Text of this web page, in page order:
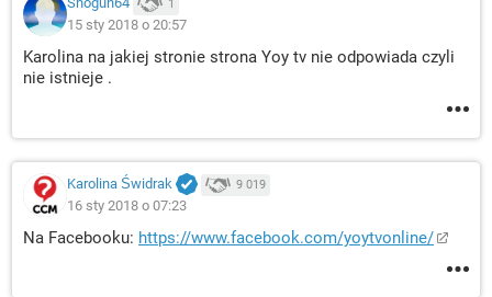
1
15 sty 2018 o 20:57
Karolina na jakiej stronie strona Yoy tv nie odpowiada czyli
nie istnieje .
Karolina Świdrak 9 019
16 sty 2018 o 07:23
Na Facebooku: https://www.facebook.com/yoytvonline/